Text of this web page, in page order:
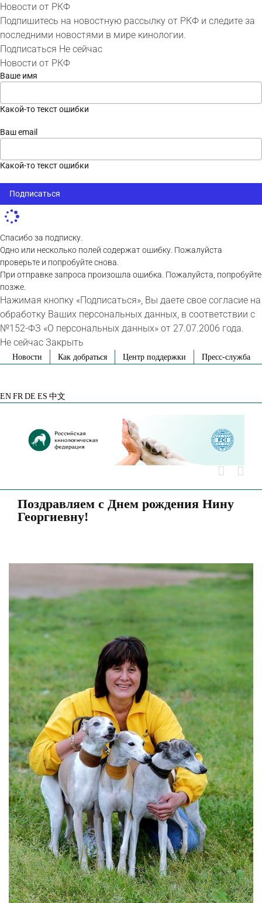
Новости от РКФ
Подпишитесь на новостную рассылку от РКФ и следите за
последними новостями в мире кинологии.
Подписаться Не сейчас
Новости от РКФ
Ваше имя
Какой-то текст ошибки
Ваш email
Какой-то текст ошибки
Подписаться
Спасибо за подписку.
Одно или несколько полей содержат ошибку. Пожалуйста
проверьте и попробуйте снова.
При отправке запроса произошла ошибка. Пожалуйста, попробуйте
позже.
Нажимая кнопку «Подписаться», Вы даете свое согласие на
обработку Ваших персональных данных, в соответствии с
№152-ФЗ «О персональных данных» от 27.07.2006 года.
Не сейчас Закрыть
SkipНовости Как добраться Центр поддержки Пресс-служба
EN FR DE ES 中文
Поздравляем с Днем рождения Нину
Георгиевну!
Image